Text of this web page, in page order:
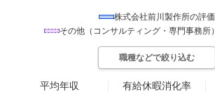
株式会社前川製作所の評価
その他（コンサルティング・専門事務所）
職種などで絞り込む
平均年収 有給休暇消化率